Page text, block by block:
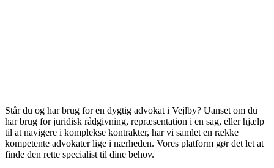
Står du og har brug for en dygtig advokat i Vejlby? Uanset om du
har brug for juridisk rådgivning, repræsentation i en sag, eller hjælp
til at navigere i komplekse kontrakter, har vi samlet en række
kompetente advokater lige i nærheden. Vores platform gør det let at
finde den rette specialist til dine behov.